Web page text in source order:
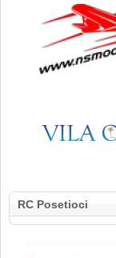
RC Posetioci